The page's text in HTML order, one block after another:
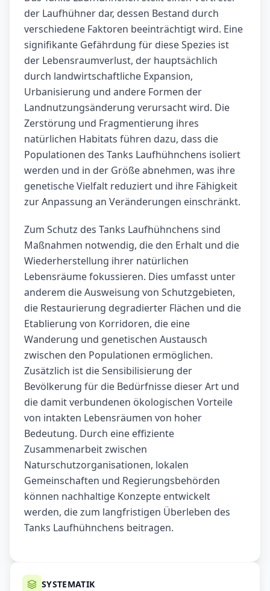
der Laufhühner dar, dessen Bestand durch
verschiedene Faktoren beeinträchtigt wird. Eine
signifikante Gefährdung für diese Spezies ist
der Lebensraumverlust, der hauptsächlich
durch landwirtschaftliche Expansion,
Urbanisierung und andere Formen der
Landnutzungsänderung verursacht wird. Die
Zerstörung und Fragmentierung ihres
natürlichen Habitats führen dazu, dass die
Populationen des Tanks Laufhühnchens isoliert
werden und in der Größe abnehmen, was ihre
genetische Vielfalt reduziert und ihre Fähigkeit
zur Anpassung an Veränderungen einschränkt.
Zum Schutz des Tanks Laufhühnchens sind
Maßnahmen notwendig, die den Erhalt und die
Wiederherstellung ihrer natürlichen
Lebensräume fokussieren. Dies umfasst unter
anderem die Ausweisung von Schutzgebieten,
die Restaurierung degradierter Flächen und die
Etablierung von Korridoren, die eine
Wanderung und genetischen Austausch
zwischen den Populationen ermöglichen.
Zusätzlich ist die Sensibilisierung der
Bevölkerung für die Bedürfnisse dieser Art und
die damit verbundenen ökologischen Vorteile
von intakten Lebensräumen von hoher
Bedeutung. Durch eine effiziente
Zusammenarbeit zwischen
Naturschutzorganisationen, lokalen
Gemeinschaften und Regierungsbehörden
können nachhaltige Konzepte entwickelt
werden, die zum langfristigen Überleben des
Tanks Laufhühnchens beitragen.
SYSTEMATIK